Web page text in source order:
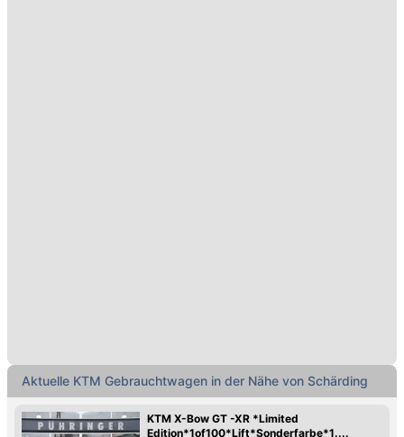
Aktuelle KTM Gebrauchtwagen in der Nähe von Schärding
KTM X-Bow GT -XR *Limited
Edition*1of100*Lift*Sonderfarbe*1....